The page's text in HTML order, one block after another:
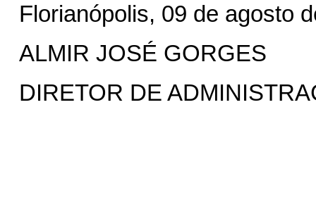
Florianópolis, 09 de agosto
ALMIR JOSÉ GORGES
DIRETOR DE